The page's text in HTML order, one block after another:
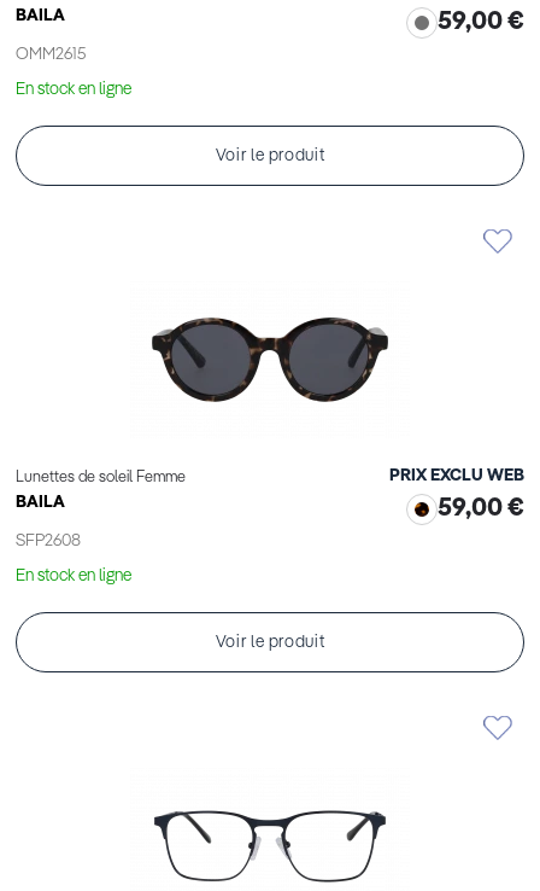
BAILA
OMM2615
59,00 €
En stock en ligne
Voir le produit
Lunettes de soleil Femme
BAILA
SFP2608
PRIX EXCLU WEB
59,00 €
En stock en ligne
Voir le produit